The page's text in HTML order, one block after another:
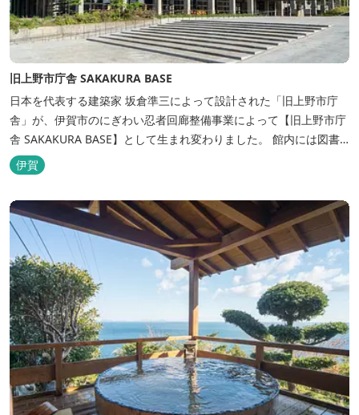
旧上野市庁舎 SAKAKURA BASE
日本を代表する建築家 坂倉準三によって設計された「旧上野市庁
舎」が、伊賀市のにぎわい忍者回廊整備事業によって【旧上野市庁
舎 SAKAKURA BASE】として生まれ変わりました。 館内には図書
館やホテル、カフェがあるほか、観光案内所「伊賀市観光インフォ
メーションセンター」や伊賀の逸品を取り揃えた「伊賀百貨
Souvenir Shop」も併殺されています。
伊賀